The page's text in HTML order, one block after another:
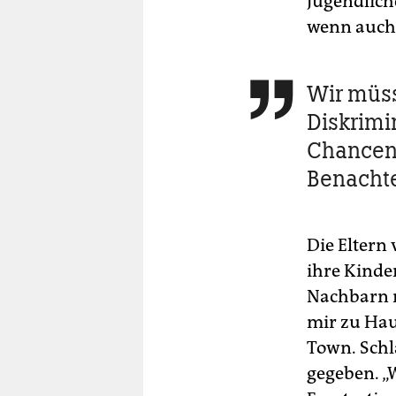
wenn auch
 Wir
Die Eltern
ihre
Nachbarn
mir zu
Town.
gegeben.